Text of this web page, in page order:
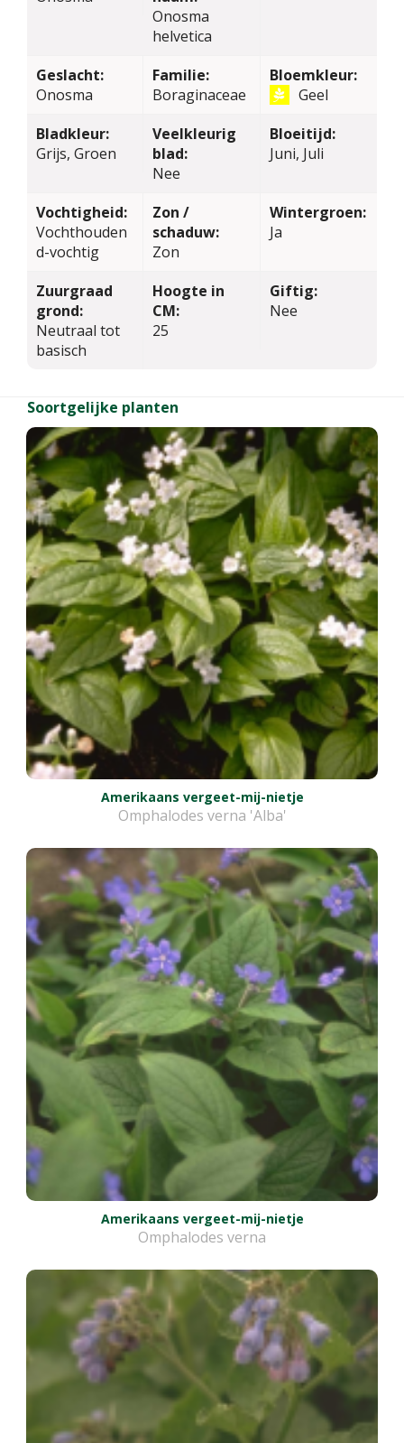
Onosma
helvetica
Geslacht:
Onosma
Familie:
Boraginaceae
Bloemkleur:
Geel
Bladkleur:
Grijs, Groen
Veelkleurig
blad:
Nee
Bloeitijd:
Juni, Juli
Vochtigheid:
Vochthouden
d-vochtig
Zon /
schaduw:
Zon
Wintergroen:
Ja
Zuurgraad
grond:
Neutraal tot
basisch
Hoogte in
CM:
25
Giftig:
Nee
Soortgelijke planten
Amerikaans vergeet-mij-nietje
Omphalodes verna 'Alba'
Amerikaans vergeet-mij-nietje
Omphalodes verna